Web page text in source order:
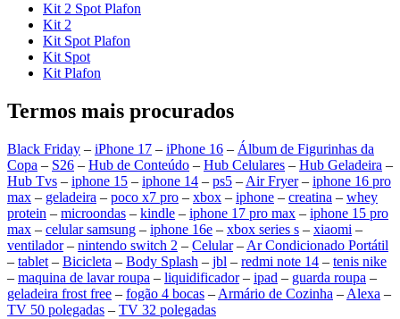
Kit 2 Spot Plafon
Kit 2
Kit Spot Plafon
Kit Spot
Kit Plafon
Termos mais procurados
Black Friday – iPhone 17 – iPhone 16 – Álbum de Figurinhas da
Copa – S26 – Hub de Conteúdo – Hub Celulares – Hub Geladeira –
Hub Tvs – iphone 15 – iphone 14 – ps5 – Air Fryer– iphone 16 pro
max – geladeira – poco x7 pro – xbox – iphone – creatina – whey
protein – microondas – kindle – iphone 17 pro max – iphone 15 pro
max – celular samsung – iphone 16e – xbox series s – xiaomi –
ventilador– nintendo switch 2 – Celular– Ar Condicionado Portátil
– tablet – Bicicleta – Body Splash – jbl – redmi note 14 – tenis nike
– maquina de lavar roupa – liquidificador– ipad – guarda roupa –
geladeira frost free – fogão 4 bocas – Armário de Cozinha – Alexa –
TV 50 polegadas – TV 32 polegadas